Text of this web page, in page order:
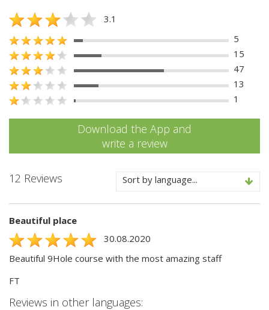
3.1
5
15
47
13
1
Download the App and
write a review
12 Reviews Sort by language...
Beautiful place
30.08.2020
Beautiful 9Hole course with the most amazing staff
FT
Reviews in other languages: